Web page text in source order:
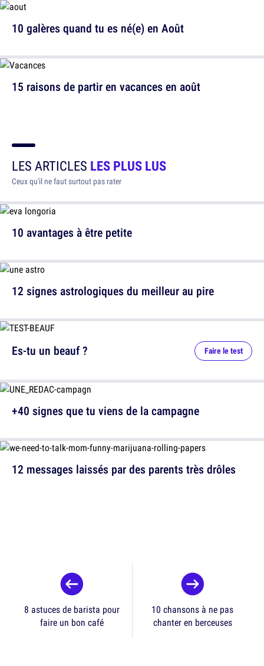
10 galères quand tu es né(e) en Août
15 raisons de partir en vacances en août
LES ARTICLES LES PLUS LUS
Ceux qu'il ne faut surtout pas rater
10 avantages à être petite
12 signes astrologiques du meilleur au pire
12 messages laissés par des parents très drôles
Es-tu un beauf ? Faire le test
+40 signes que tu viens de la campagne
8 astuces de barista pour
faire un bon café
10 chansons à ne pas
chanter en berceuses